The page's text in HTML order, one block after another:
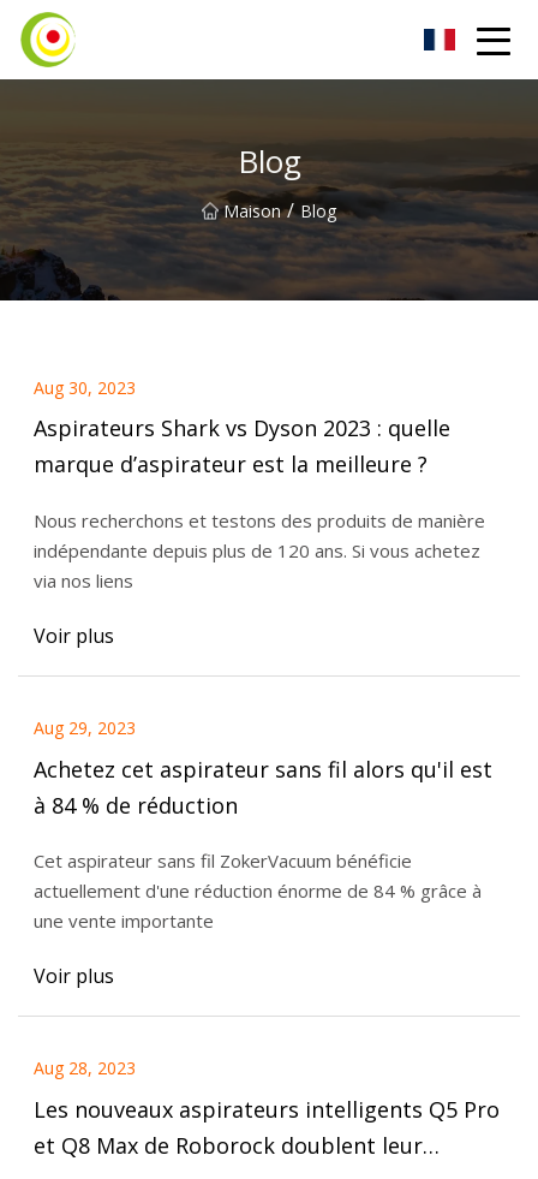
Blog
Maison / Blog
Aug 30, 2023
Aspirateurs Shark vs Dyson 2023 : quelle
marque d’aspirateur est la meilleure ?
Nous recherchons et testons des produits de manière
indépendante depuis plus de 120 ans. Si vous achetez
via nos liens
Voir plus
Aug 29, 2023
Achetez cet aspirateur sans fil alors qu'il est
à 84 % de réduction
Cet aspirateur sans fil ZokerVacuum bénéficie
actuellement d'une réduction énorme de 84 % grâce à
une vente importante
Voir plus
Aug 28, 2023
Les nouveaux aspirateurs intelligents Q5 Pro
et Q8 Max de Roborock doublent leur